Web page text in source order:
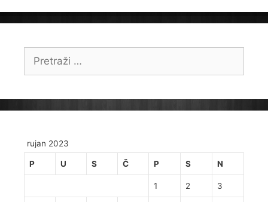
rujan 2023
P U S Č P S N
1 2 3